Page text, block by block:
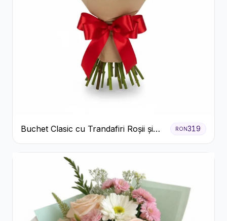
Buchet Clasic cu Trandafiri Roșii și
Gypsophila
RON319